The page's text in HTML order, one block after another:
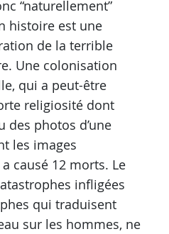
“naturellement”
histoire est une
de la terrible
Une colonisation
qui a peut-être
religiosité dont
des photos d’une
les images
causé 12 morts. Le
infligées
qui traduisent
sur les hommes, ne